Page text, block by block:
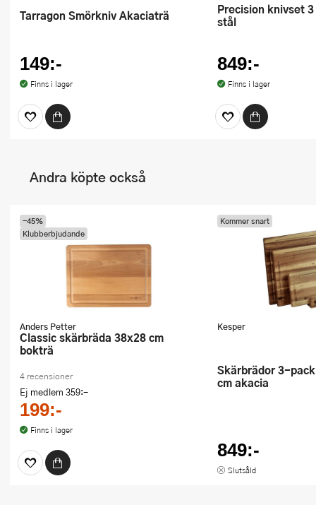
Tarragon Smörkniv Akaciaträ
149:-
Finns i lager
Precision knivset 3 delar rostfritt
stål
849:-
Finns i lager
Andra köpte också
Anders Petter
Classic skärbräda 38x28 cm
bokträ
4 recensioner
Ej medlem 359:-
199:-
Finns i lager
-45%
Klubberbjudande
Kesper
Skärbrädor 3-pack med stativ 40
cm akacia
849:-
Slutsåld
Kommer snart